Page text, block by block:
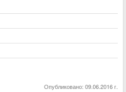
Опубликовано: 09.06.2016 г.